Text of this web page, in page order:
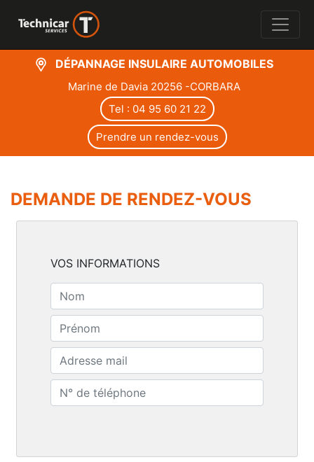
DÉPANNAGE INSULAIRE AUTOMOBILES
Marine de Davia 20256 -CORBARA
Tel : 04 95 60 21 22
Prendre un rendez-vous
DEMANDE DE RENDEZ-VOUS
VOS INFORMATIONS